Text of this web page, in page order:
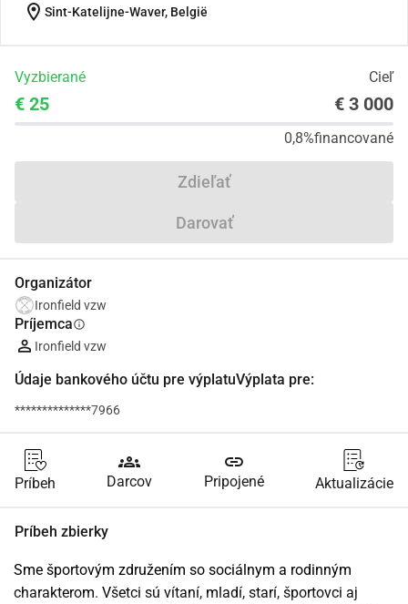
location_on Sint-Katelijne-Waver, België
Vyzbierané Cieľ
€ 25 € 3 000
0,8%financované
Zdieľať
Darovať
Organizátor
Ironfield vzw
Príjemcainfo
Ironfield vzw
Údaje bankového účtu pre výplatuVýplata pre:
**************7966
Príbeh
groups
Darcov
link
Pripojené Aktualizácie
Príbeh zbierky
Sme športovým združením so sociálnym a rodinným
charakterom. Všetci sú vítaní, mladí, starí, športovci aj